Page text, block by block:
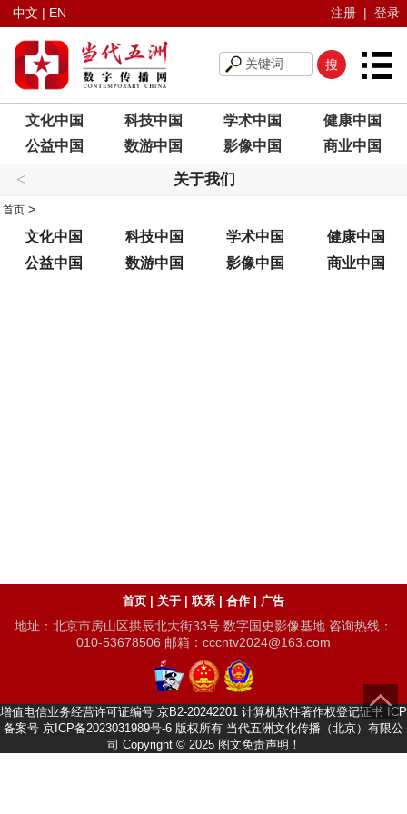
中文 | EN 注册 | 登录
文化中国 科技中国 学术中国
健康中国
公益中国
数游中国 影像中国 商业中国
< 关于我们
首页 >
文化中国 科技中国 学术中国
健康中国
公益中国
数游中国 影像中国 商业中国
首页 关于 联系| 合作 广告
地址：北京市房山区拱辰北大街33号 数字国史影像基地 咨询热线：
010-53678506 邮箱：cccntv2024@163.com
增值电信业务经营许可证编号 京B2-20242201 计算机软件著作权登记证书 ICP
备案号 京ICP备2023031989号-6 版权所有 当代五洲文化传播（北京）有限公
司 Copyright © 2025 图文免责声明！